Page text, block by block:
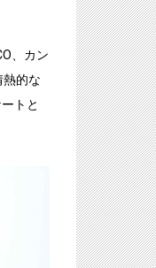
、カン
熱的な
トと